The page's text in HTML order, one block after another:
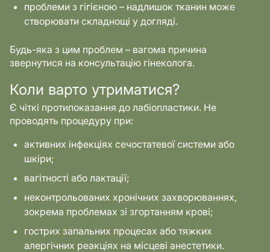
проблеми з гігієною – надлишок тканин може
створювати складнощі у догляді.
Будь-яка з цим проблем – вагома причина
звернутися на консультацію гінеколога.
Коли варто утриматися?
Є чіткі протипоказання до лабіопластики. Не
проводять процедуру при:
активних інфекціях сечостатевої системи або
шкіри;
вагітності або лактації;
неконтрольованих хронічних захворюваннях,
зокрема проблемах зі згортанням крові;
гострих запальних процесах або тяжких
алергічних реакціях на місцеві анестетики.